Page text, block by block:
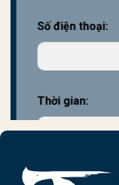
Số điện thoại:
Thời gian: